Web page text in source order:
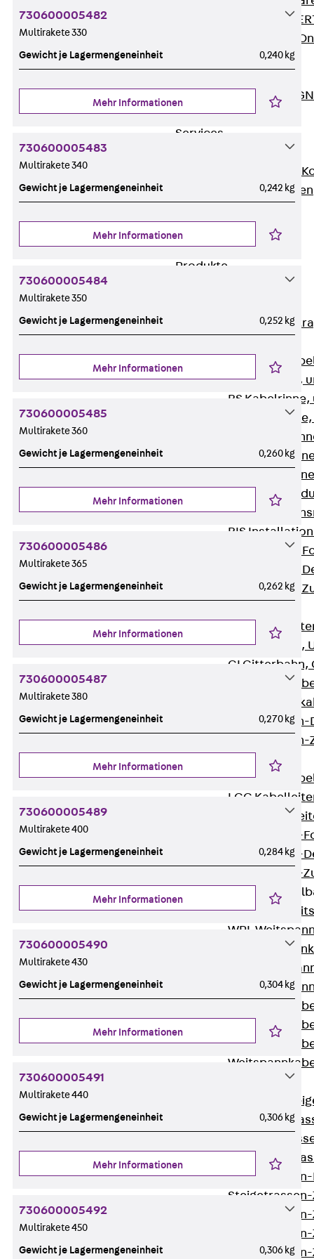
JORDAHL®
JORDAHL® JVB
ISOCHECK
FERBOX®-
CAD und BIM
Services
Services
Beratung, Planung,
Individuelle Lösungen
Ausbau
Zurück Ausbau
Produkte
Produkte
Zurück
Zurück
R Kabelrinne,
RS
RG
RGM
RGS
RGL
RI
RIS
Kabelrinnen-
Kabelrinnen-
Kabelrinnen-
Zurück
G Gitterbahn,
GI Gitterbahn,
GTD
GTDW
Gitterbahnen-
Kabelleitern
Zurück
LGG
LGGS
Kabelleitern-
Kabelleitern-
Kabelleitern-
Zurück
WPL
WL
WPR
WLR
Steigetrassen
STU
ST
LGG
Steigetrassen-
730600005482
Multirakete 330
Gewicht je Lagermengeneinheit 0,240 kg
Mehr Informationen
730600005483
Multirakete 340
Gewicht je Lagermengeneinheit 0,242 kg
Mehr Informationen
730600005484
Multirakete 350
Gewicht je Lagermengeneinheit 0,252 kg
Mehr Informationen
730600005485
Multirakete 360
Gewicht je Lagermengeneinheit 0,260 kg
Mehr Informationen
730600005486
Multirakete 365
Gewicht je Lagermengeneinheit 0,262 kg
Mehr Informationen
730600005487
Multirakete 380
Gewicht je Lagermengeneinheit 0,270 kg
Mehr Informationen
730600005489
Multirakete 400
Gewicht je Lagermengeneinheit 0,284 kg
Mehr Informationen
730600005490
Multirakete 430
Gewicht je Lagermengeneinheit 0,304 kg
Mehr Informationen
730600005491
Multirakete 440
Gewicht je Lagermengeneinheit 0,306 kg
Mehr Informationen
730600005492
Multirakete 450
Gewicht je Lagermengeneinheit 0,306 kg